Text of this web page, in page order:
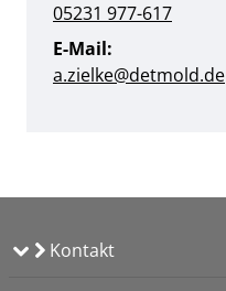
05231 977-617
E-Mail:
a.zielke@detmold.de
Kontakt